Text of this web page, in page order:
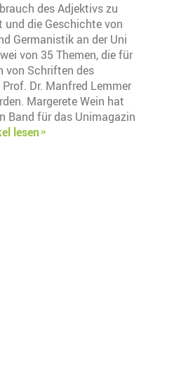
des Adjektivs zu
und die Geschichte von
Germanistik an der Uni
von 35 Themen, die für
von Schriften des
Dr. Manfred Lemmer
Margerete Wein hat
Band für das Unimagazin
lesen